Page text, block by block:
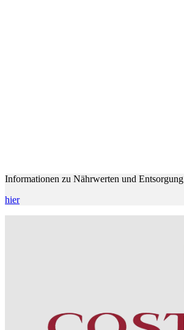
Informationen zu Nährwerten und Entsorgung
hier